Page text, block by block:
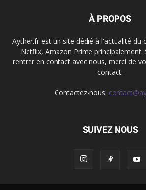
À PROPOS
Ayther.fr est un site dédié à l'actualité du
Netflix, Amazon Prime principalement.
rentrer en contact avec nous, merci de
contact.
Contactez-nous:
SUIVEZ NOUS